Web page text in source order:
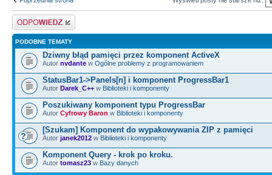
Odpowiedz
PODOBNE TEMATY
Dziwny błąd pamięci przez komponent ActiveX
Autor nvdante w Ogólne problemy z programowaniem
StatusBar1->Panels[n] i komponent ProgressBar1
Autor Darek_C++ w Biblioteki i komponenty
Poszukiwany komponent typu ProgressBar
Autor Cyfrowy Baron w Biblioteki i komponenty
[Szukam] Komponent do wypakowywania ZIP z pamięci
Autor janek2012 w Biblioteki i komponenty
Komponent Query - krok po kroku.
Autor tomasz23 w Bazy danych